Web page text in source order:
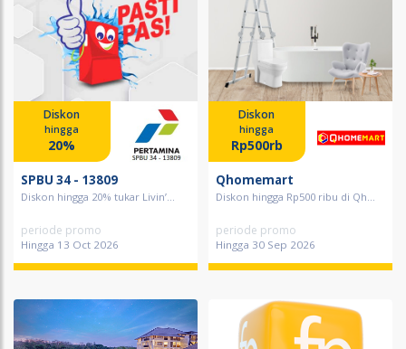
Diskon
hingga
20%
SPBU 34 - 13809
Diskon hingga 20% tukar Livin’...
periode promo
Hingga 13 Oct 2026
Diskon
hingga
Rp500rb
Qhomemart
Diskon hingga Rp500 ribu di Qh...
periode promo
Hingga 30 Sep 2026